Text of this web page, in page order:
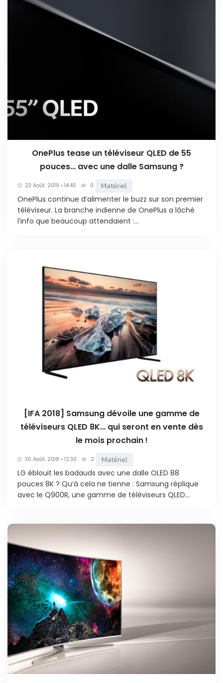
OnePlus tease un téléviseur QLED de 55
pouces… avec une dalle Samsung ?
23 Août. 2019 • 14:45 0 Matériel
OnePlus continue d’alimenter le buzz sur son premier
téléviseur. La branche indienne de OnePlus a lâché
l’info que beaucoup attendaient :...
[IFA 2018] Samsung dévoile une gamme de
téléviseurs QLED 8K… qui seront en vente dès
le mois prochain !
30 Août. 2018 • 12:30 2 Matériel
LG éblouit les badauds avec une dalle OLED 88
pouces 8K ? Qu’à cela ne tienne : Samsung réplique
avec le Q900R, une gamme de téléviseurs QLED...